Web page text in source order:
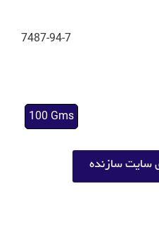
7487-94-7
100 Gms
سازنده